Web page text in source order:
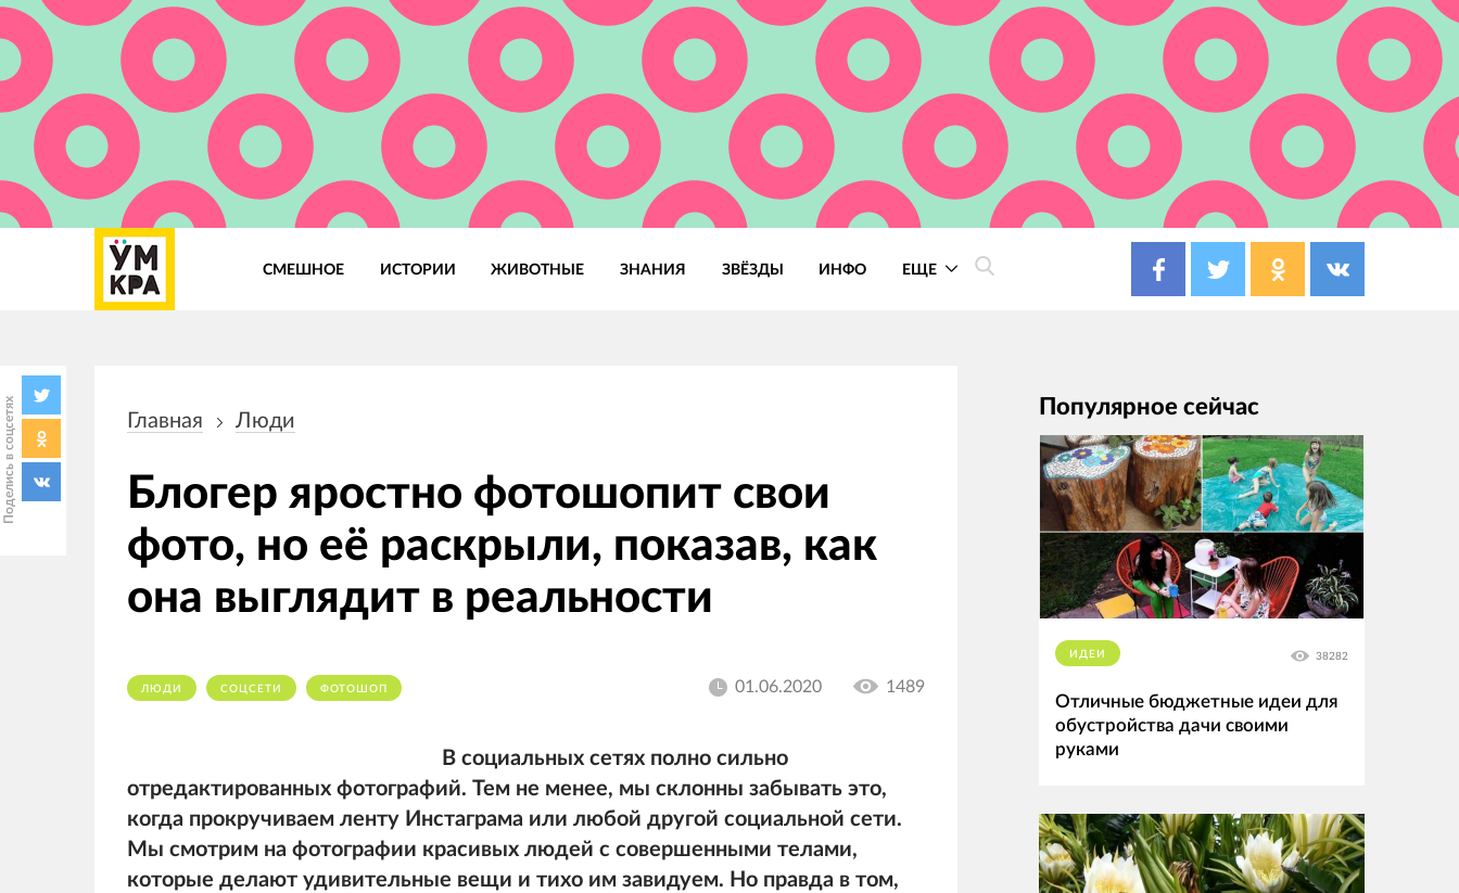
СМЕШНОЕ ИСТОРИИ ЖИВОТНЫЕ ЗНАНИЯ ЗВЁЗДЫ ИНФО ЕЩЕ
Поделись в соцсетях навигации
Главная Люди
Блогер яростно фотошопит свои
фото, но её раскрыли, показав, как
она выглядит в реальности
ЛЮДИ СОЦСЕТИ ФОТОШОП 01.06.2020 1489
В социальных сетях полно сильно
отредактированных фотографий. Тем не менее, мы склонны забывать это,
когда прокручиваем ленту Инстаграма или любой другой социальной сети.
Мы смотрим на фотографии красивых людей с совершенными телами,
которые делают удивительные вещи и тихо им завидуем. Но правда в том,
Популярное сейчас
ИДЕИ 38282
Отличные бюджетные идеи для
обустройства дачи своими
руками